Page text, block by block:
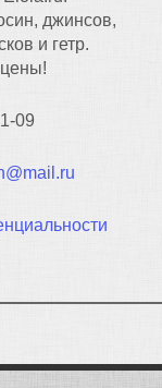
джинсов,
и гетр.
09